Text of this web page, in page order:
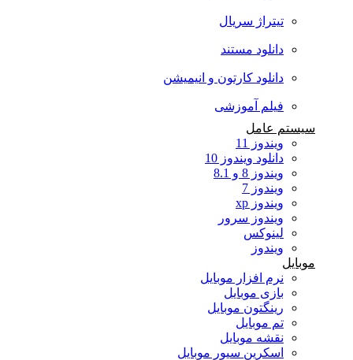
تیتراژ سریال
دانلود مستند
دانلود کارتون و انیمیشن
فیلم آموزشی
سیستم عامل
ویندوز 11
دانلود ویندوز 10
ویندوز 8 و 8.1
ویندوز 7
ویندوز xp
ویندوز سرور
لینوکس
ویندوز
موبایل
نرم افزار موبایل
بازی موبایل
رینگتون موبایل
تم موبایل
نقشه موبایل
اسکرین سیور موبایل